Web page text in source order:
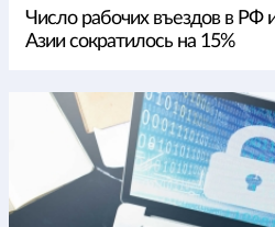
Число рабочих въездов в РФ
Азии сократилось на 15%